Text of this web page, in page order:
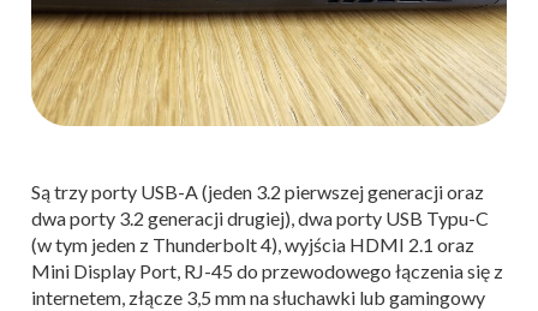
Są trzy porty USB-A (jeden 3.2 pierwszej generacji oraz
dwa porty 3.2 generacji drugiej), dwa porty USB Typu-C
(w tym jeden z Thunderbolt 4), wyjścia HDMI 2.1 oraz
Mini Display Port, RJ-45 do przewodowego łączenia się z
internetem, złącze 3,5 mm na słuchawki lub gamingowy